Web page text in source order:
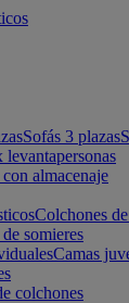
Sofás 3 plazas
levantapersonas
almacenaje
Colchones
de somieres
Camas
colchones